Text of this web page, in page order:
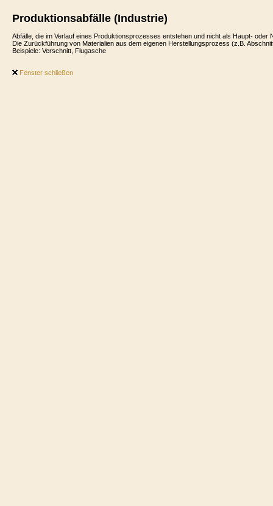
Produktionsabfälle (Industrie)
Abfälle, die im Verlauf eines Produktionsprozesses entstehen und nicht als Haupt-
Die Zurückführung von Materialien aus dem eigenen Herstellungsprozess (z.B.
Beispiele: Verschnitt, Flugasche
Fenster schließen